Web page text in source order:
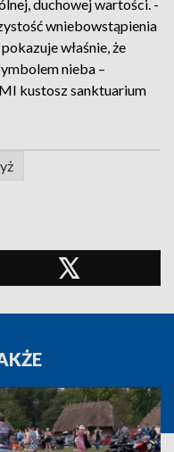
duchowej wartości. -
wniebowstąpienia
właśnie, że
nieba –
kustosz sanktuarium